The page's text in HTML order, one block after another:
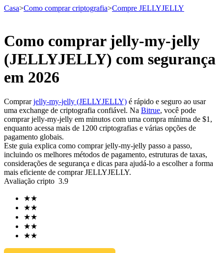
Futuros
Futuros de USDT
Futuros usando USDT como garantia
Casa>Como comprar criptografia>Compre JELLYJELLY
Como comprar jelly-my-jelly
(JELLYJELLY) com segurança
em 2026
Comprarjelly-my-jelly (JELLYJELLY) é rápido e seguro ao usar
uma exchange de criptografia confiável. Na Bitrue, você pode
comprar jelly-my-jelly em minutos com uma compra mínima de $1,
enquanto acessa mais de 1200 criptografias e várias opções de
pagamento globais.
Este guia explica como comprar jelly-my-jelly passo a passo,
incluindo os melhores métodos de pagamento, estruturas de taxas,
considerações de segurança e dicas para ajudá-lo a escolher a forma
mais eficiente de comprar JELLYJELLY.
Avaliação cripto 3.9
★★
★★
★★
★★
★★